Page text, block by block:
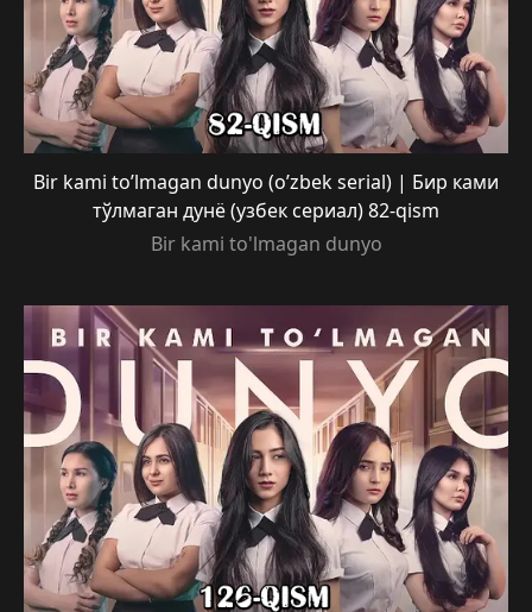
Bir kami to’lmagan dunyo (o’zbek serial) | Бир ками
тўлмаган дунё (узбек сериал) 82-qism
Bir kami to'lmagan dunyo